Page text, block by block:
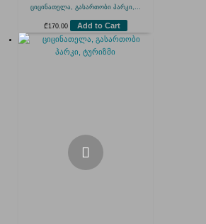
ციცინათელა, გასართობი პარკი,...
₾ 170.00 Add to Cart